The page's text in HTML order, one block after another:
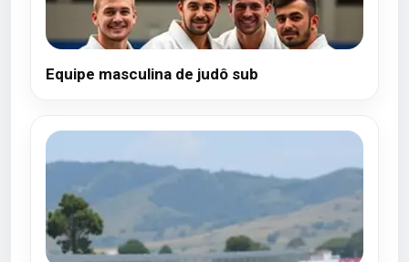
Equipe masculina de judô sub